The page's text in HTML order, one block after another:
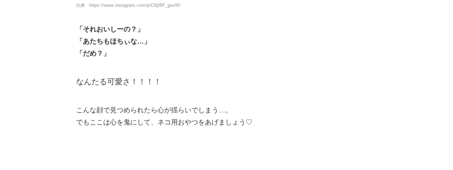
出典 https://www.instagram.com/p/CKjIBF_gozW/
「それおいしーの？」
「あたちもほちぃな…」
「だめ？」
なんたる可愛さ！！！！
こんな顔で見つめられたら心が揺らいでしまう…。
でもここは心を鬼にして、ネコ用おやつをあげましょう♡